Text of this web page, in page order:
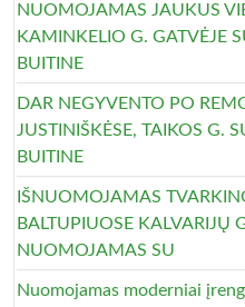
NUOMOJAMAS JAUKUS
KAMINKELIO G. GATVĖJE
BUITINE
DAR NEGYVENTO PO
JUSTINIŠKĖSE, TAIKOS G.
BUITINE
IŠNUOMOJAMAS
BALTUPIUOSE KALVARIJŲ
NUOMOJAMAS SU
Nuomojamas moderniai